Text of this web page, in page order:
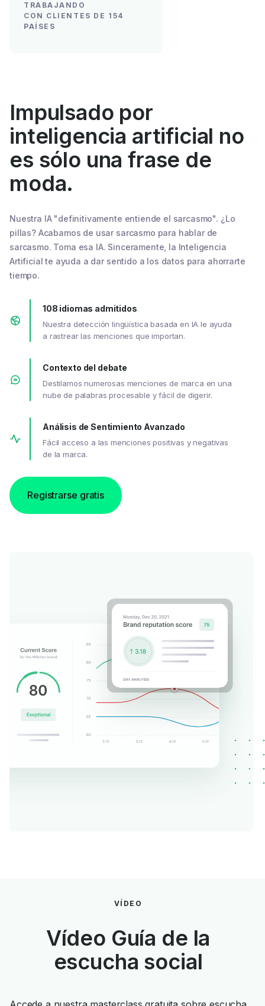
TRABAJANDO
CON CLIENTES DE 154
PAÍSES
Impulsado por
inteligencia artificial no
es sólo una frase de
moda.
Nuestra IA "definitivamente entiende el sarcasmo". ¿Lo
pillas? Acabamos de usar sarcasmo para hablar de
sarcasmo. Toma esa IA. Sinceramente, la Inteligencia
Artificial te ayuda a dar sentido a los datos para ahorrarte
tiempo.
108 idiomas admitidos
Nuestra detección lingüística basada en IA le ayuda
a rastrear las menciones que importan.
Contexto del debate
Destilamos numerosas menciones de marca en una
nube de palabras procesable y fácil de digerir.
Análisis de Sentimiento Avanzado
Fácil acceso a las menciones positivas y negativas
de la marca.
Registrarse gratis
VÍDEO
Vídeo Guía de la
escucha social